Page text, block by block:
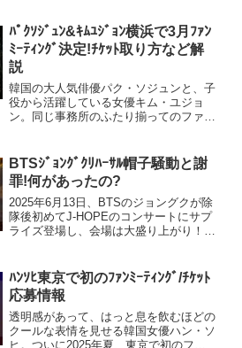
ャル企画が続々と発表。2025年11月、
東京・兵庫で...
ﾊﾟｸｿｼﾞｭﾝ&ｷﾑﾕｼﾞｮﾝ横浜で3月ﾌｧﾝ
ﾐｰﾃｨﾝｸﾞ決定!ﾁｹｯﾄ取り方など解
説
韓国の大人気俳優パク・ソジュンと、子
役から活躍している女優キム・ユジョ
ン。同じ事務所のふたり揃ってのファン
てお伝えしていきます。パク・ソジ＆キ
ム・ユジョン3月ファンミー...
BTSｼﾞｮﾝｸﾞｸﾘﾊｰｻﾙ帽子騒動と謝
罪!何があったの?
2025年6月13日、BTSのジョングクが除
隊後初めてJ-HOPEのコンサートにサプ
ライズ登場し、会場は大盛り上がり！の
体何があったのか？お伝えしていきま
す。ジョングクが...
ﾊﾝｿﾋ東京で初のﾌｧﾝﾐｰﾃｨﾝｸﾞ/ﾁｹｯﾄ
応募情報
透明感があって、はっと息を飲むほどの
クールな表情を見せる韓国女優ハン・ソ
ヒ。ついに2025年夏、東京で初のファ